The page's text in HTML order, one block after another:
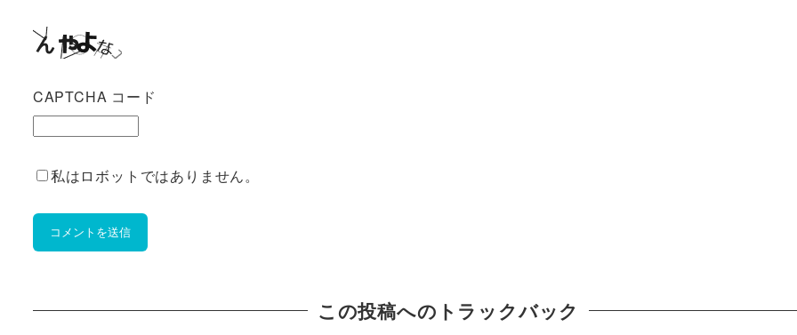
CAPTCHA コード
私はロボットではありません。
この投稿へのトラックバック